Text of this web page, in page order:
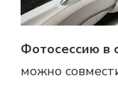
Фотосессию в
можно